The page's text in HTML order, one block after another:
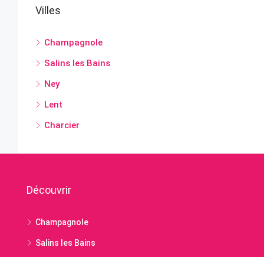
Villes
Champagnole
Salins les Bains
Ney
Lent
Charcier
Découvrir
Champagnole
Salins les Bains